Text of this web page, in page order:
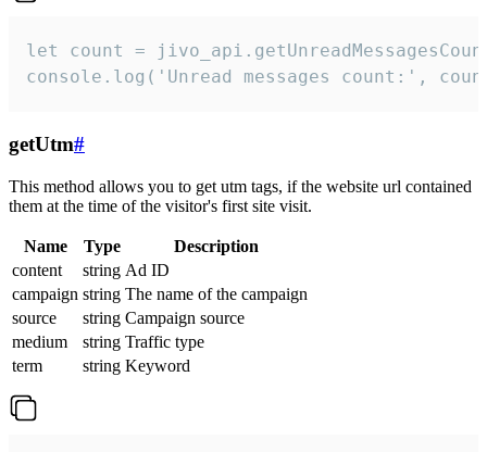
let count =
console.log('Unread messages count:',
getUtm#
This method allows you to get utm tags, if the website url contained
them at the time of the visitor's first site visit.
Name Type
Description
content
string Ad ID
campaign string The name of the campaign
source
string Campaign source
medium
string Traffic type
term
string Keyword